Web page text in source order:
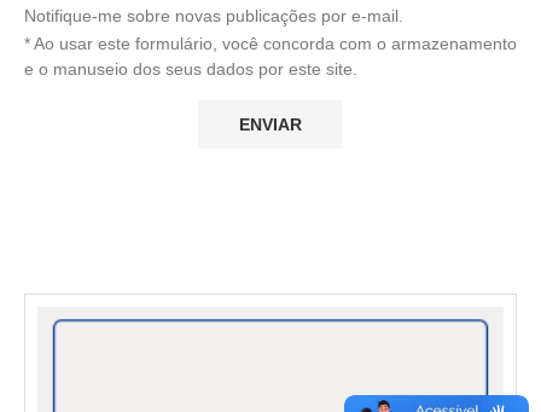
Notifique-me sobre novas publicações por e-mail.
* Ao usar este formulário, você concorda com o armazenamento
e o manuseio dos seus dados por este site.